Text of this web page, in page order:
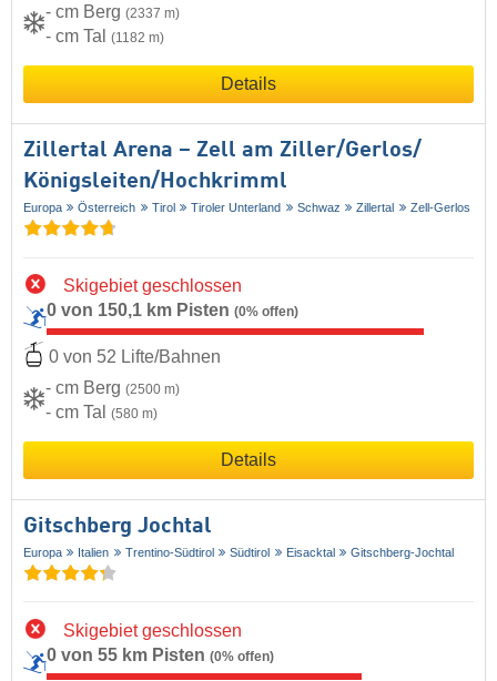
- cm Berg (2337 m)
- cm Tal (1182 m)
Details
Zillertal Arena – Zell am Ziller/​Gerlos/​
Königsleiten/​Hochkrimml
Europa Österreich Tirol Tiroler Unterland Schwaz Zillertal Zell-Gerlos
Skigebiet geschlossen
0 von 150,1 km Pisten (0% offen)
0 von 52 Lifte/Bahnen
- cm Berg (2500 m)
- cm Tal (580 m)
Details
Gitschberg Jochtal
Europa Italien Trentino-Südtirol Südtirol Eisacktal Gitschberg-Jochtal
Skigebiet geschlossen
0 von 55 km Pisten (0% offen)